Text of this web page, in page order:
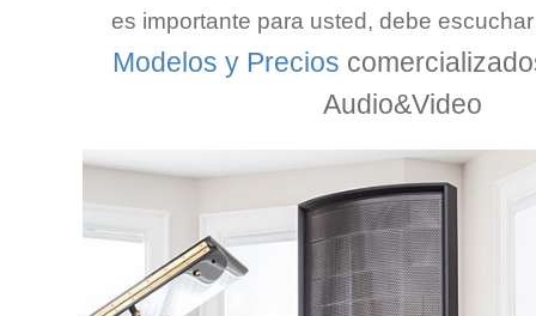
es importante para usted, debe
Modelos y Precios
Audio&Video